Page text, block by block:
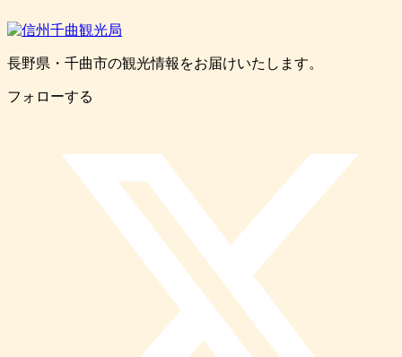
長野県・千曲市の観光情報をお届けいたします。
フォローする